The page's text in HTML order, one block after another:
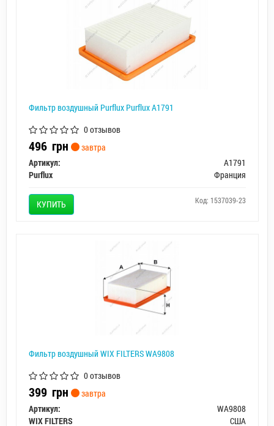
Фильтр воздушный Purflux Purflux A1791
0 отзывов
496 грн
завтра
Артикул:
A1791
Purflux
Франция
КУПИТЬ Код: 1537039-23
Фильтр воздушный WIX FILTERS WA9808
0 отзывов
399 грн
завтра
Артикул:
WA9808
WIX FILTERS
США